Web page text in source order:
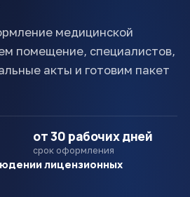
медицинской
помещение, специалистов,
акты и готовим пакет
от 30 рабочих дней
срок оформления
лицензионных